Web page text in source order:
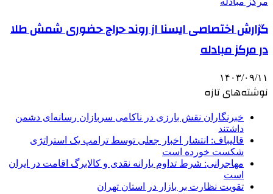
گزارش اختصاصی ایسنا از روند حراج حضوری شمش طلا
در مرکز مبادله
۱۴۰۳/۰۹/۱۱
نوشته‌های تازه
خبرنگاران نقش بارزی در ناکامی سربازان رسانه‌ای دشمن
داشتند
قالیباف: انتشار اخبار جعلی توسط ترامپ یک استراتژی
شکست خورده است
مهاجرانی: شرط تداوم یارانه نقدی و کالابرگ اقامت در ایران
است
تقویت نظارت بر بازار در استان تهران